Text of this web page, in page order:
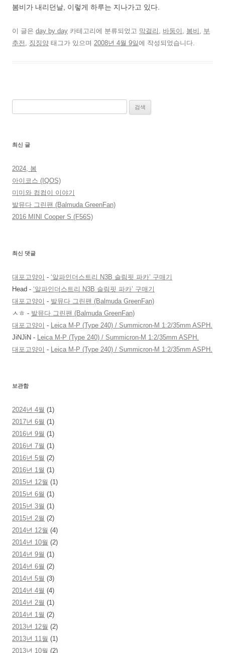
봄비가 내리던날, 이렇게 하루는 지나가고 있다.
이 글은 day by day 카테고리에 분류되었고 막걸리 바둥이 봄비
부
추전
징징양 태그가 있으며 2008년 4월 9일에 작성되었습니다.
색:
최신 글
2024, 봄
아이코스 (IQOS)
미미와 컴컴이 이야기
발뮤다 그린팬 (Balmuda GreenFan)
2016 MINI Cooper S (F56S)
최신 댓글
대포고양이 - ‘알파인더스트리 N3B 슬림핏 파카’ 구매기
Head - ‘알파인더스트리 N3B 슬림핏 파카’ 구매기
대포고양이 - 발뮤다 그린팬 (Balmuda GreenFan)
ㅅㅎ - 발뮤다 그린팬 (Balmuda GreenFan)
대포고양이 - Leica M-P (Type 240) / Summicron-M 1:2/35mm ASPH.
JiNJiN - Leica M-P (Type 240) / Summicron-M 1:2/35mm ASPH.
대포고양이 - Leica M-P (Type 240) / Summicron-M 1:2/35mm ASPH.
보관함
2024년 4월 (1)
2017년 6월 (1)
2016년 9월 (1)
2016년 7월 (1)
2016년 5월 (2)
2016년 1월 (1)
2015년 12월 (1)
2015년 6월 (1)
2015년 3월 (1)
2015년 2월 (2)
2014년 12월 (4)
2014년 10월 (2)
2014년 9월 (1)
2014년 6월 (2)
2014년 5월 (3)
2014년 4월 (4)
2014년 2월 (1)
2014년 1월 (2)
2013년 12월 (2)
2013년 11월 (1)
2013년 10월 (2)